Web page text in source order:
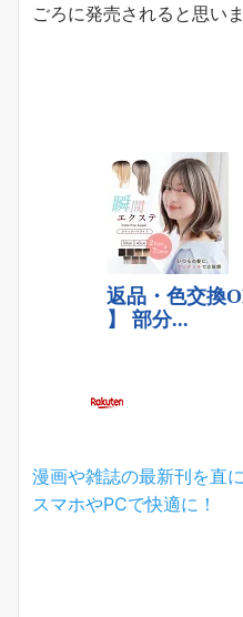
ごろに発売されると思いま
漫画や雑誌の最新刊を直
スマホやPCで快適に！